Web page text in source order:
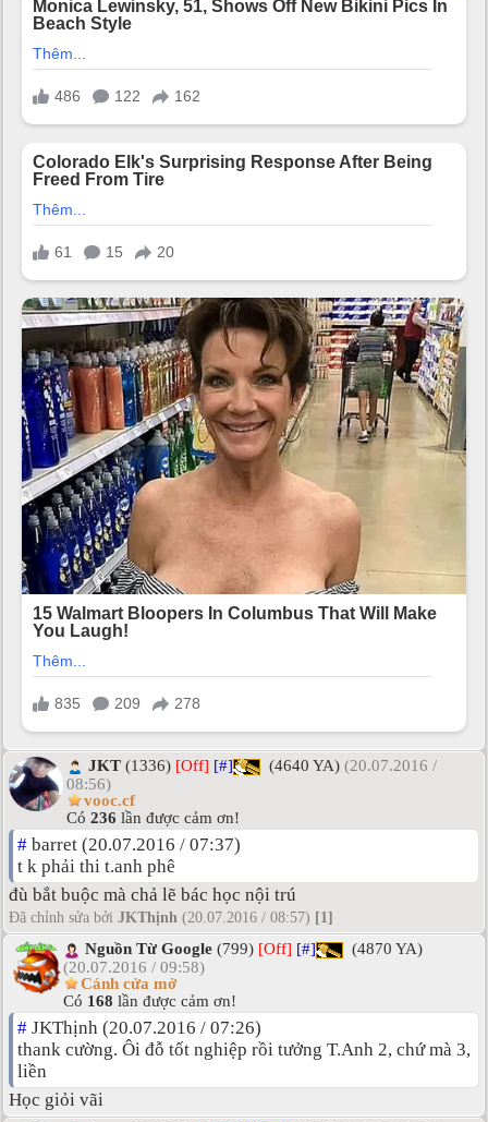
JKT (1336) [Off] [#] (4640 YA) (20.07.2016 /
08:56)
vooc.cf
Có 236 lần được cảm ơn!
# barret (20.07.2016 / 07:37)
t k phải thi t.anh phê
đù bắt buộc mà chả lẽ bác học nội trú
Đã chỉnh sửa bởi JKThịnh (20.07.2016 / 08:57) [1]
Nguồn Từ Google (799) [Off] [#]
(4870 YA)
(20.07.2016 / 09:58)
Cánh cửa mở
Có 168 lần được cảm ơn!
# JKThịnh (20.07.2016 / 07:26)
thank cường. Ôi đỗ tốt nghiệp rồi tưởng T.Anh 2, chứ mà 3,
liền
Học giỏi vãi